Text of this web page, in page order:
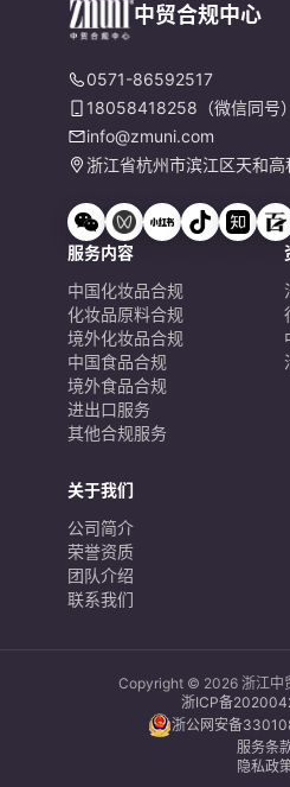
中贸合规中心
0571-86592517
18058418258（微信同号）
info@zmuni.com
浙江省杭州市滨江区天和
服务内容
中国化妆品合规
化妆品原料合规
境外化妆品合规
中国食品合规
境外食品合规
进出口服务
其他合规服务
关于我们
公司简介
荣誉资质
团队介绍
联系我们
Copyright © 2026 浙江中
浙ICP备
浙公网安备
服务条
隐私政